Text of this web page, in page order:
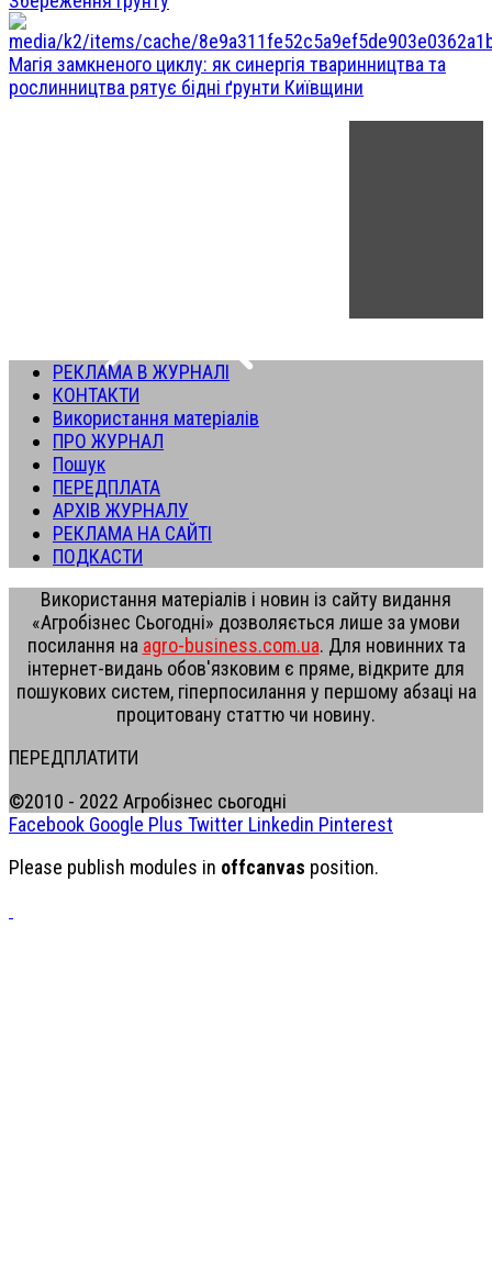
Магія замкненого циклу: як синергія тваринництва та
рослинництва рятує бідні ґрунти Київщини
РЕКЛАМА В ЖУРНАЛІ
КОНТАКТИ
Використання матеріалів
ПРО ЖУРНАЛ
Пошук
ПЕРЕДПЛАТА
АРХІВ ЖУРНАЛУ
РЕКЛАМА НА САЙТІ
ПОДКАСТИ
Використання матеріалів і новин із сайту видання
«Агробізнес Сьогодні» дозволяється лише за умови
посилання на agro-business.com.ua. Для новинних та
інтернет-видань обов'язковим є пряме, відкрите для
пошукових систем, гіперпосилання у першому абзаці на
процитовану статтю чи новину.
ПЕРЕДПЛАТИТИ
©2010 - 2022 Агробізнес сьогодні
Facebook Google Plus Twitter Linkedin Pinterest
Please publish modules in offcanvas position.